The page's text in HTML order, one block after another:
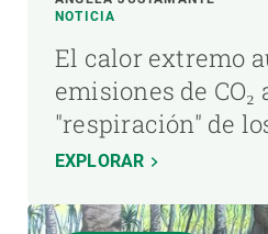
NOTICIA
El calor extremo
emisiones de
"respiración" de
EXPLORAR